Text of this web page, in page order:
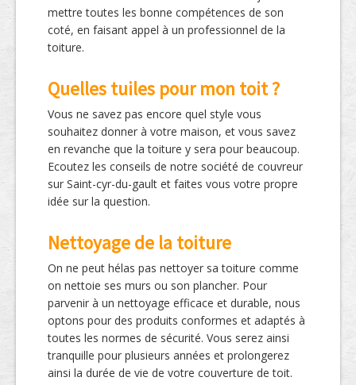
mettre toutes les bonne compétences de son
coté, en faisant appel à un professionnel de la
toiture.
Quelles tuiles pour mon toit ?
Vous ne savez pas encore quel style vous
souhaitez donner à votre maison, et vous savez
en revanche que la toiture y sera pour beaucoup.
Ecoutez les conseils de notre société de couvreur
sur Saint-cyr-du-gault et faites vous votre propre
idée sur la question.
Nettoyage de la toiture
On ne peut hélas pas nettoyer sa toiture comme
on nettoie ses murs ou son plancher. Pour
parvenir à un nettoyage efficace et durable, nous
optons pour des produits conformes et adaptés à
toutes les normes de sécurité. Vous serez ainsi
tranquille pour plusieurs années et prolongerez
ainsi la durée de vie de votre couverture de toit.